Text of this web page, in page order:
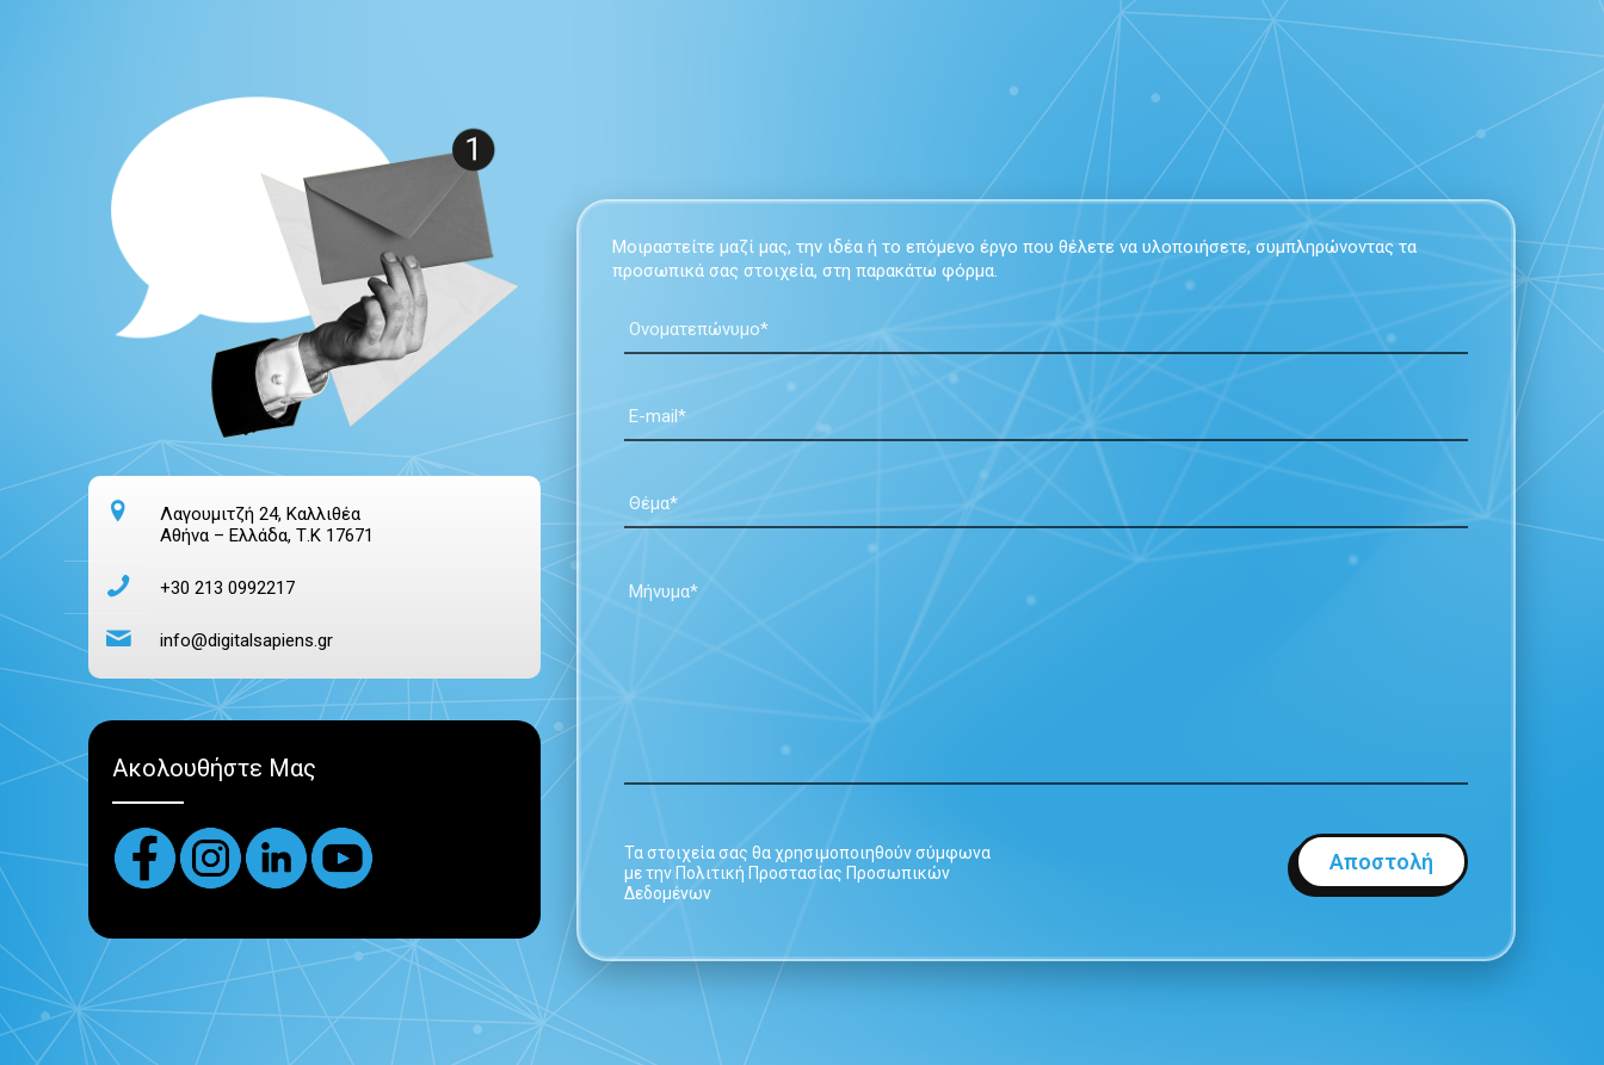
Λαγουμιτζή 24, Καλλιθέα
Αθήνα – Ελλάδα, Τ.Κ 17671
+30 213 0992217
info@digitalsapiens.gr
Ακολουθήστε Μας
Μοιραστείτε μαζί μας, την ιδέα ή το επόμενο έργο που θέλετε να υλοποιήσετε, συμπληρώνοντας τα
προσωπικά σας στοιχεία, στη παρακάτω φόρμα.
Τα στοιχεία σας θα χρησιμοποιηθούν σύμφωνα
με την Πολιτική Προστασίας Προσωπικών
Δεδομένων